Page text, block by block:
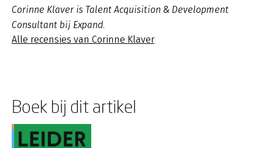
Corinne Klaver is Talent Acquisition & Development
Consultant bij Expand.
Alle recensies van Corinne Klaver
Boek bij dit artikel